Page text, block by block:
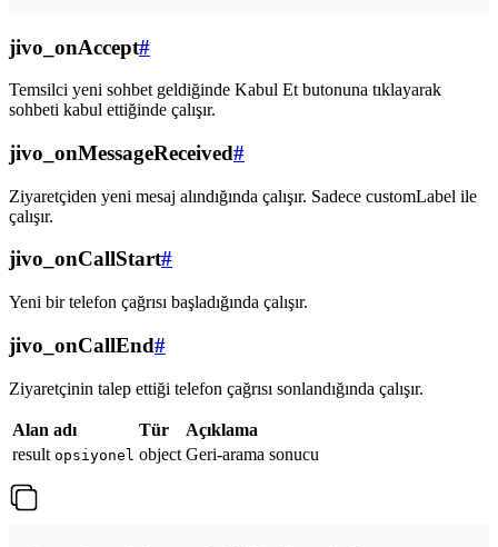
jivo_onAccept#
Temsilci yeni sohbet geldiğinde Kabul Et butonuna tıklayarak
sohbeti kabul ettiğinde çalışır.
jivo_onMessageReceived#
Ziyaretçiden yeni mesaj alındığında çalışır. Sadece customLabel ile
çalışır.
jivo_onCallStart#
Yeni bir telefon çağrısı başladığında çalışır.
jivo_onCallEnd#
Ziyaretçinin talep ettiği telefon çağrısı sonlandığında çalışır.
Alan adı Tür
Açıklama
result opsiyonel object Geri-arama sonucu